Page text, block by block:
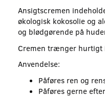
Ansigtscremen
økologisk kokosolie og
og blødgørende på
Cremen trænger hurtigt
Anvendelse:
Påføres ren og
Påføres gerne